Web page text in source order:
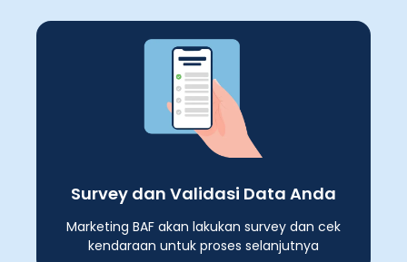
Survey dan Validasi Data Anda
Marketing BAF akan lakukan survey dan cek
kendaraan untuk proses selanjutnya